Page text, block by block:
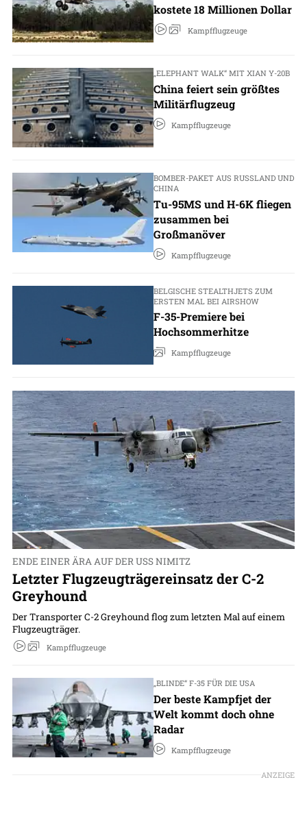
kostete 18 Millionen Dollar
Kampfflugzeuge
„ELEPHANT WALK“ MIT XIAN Y-20B
China feiert sein größtes
Militärflugzeug
Kampfflugzeuge
BOMBER-PAKET AUS RUSSLAND UND
CHINA
Tu-95MS und H-6K fliegen
zusammen bei
Großmanöver
Kampfflugzeuge
BELGISCHE STEALTHJETS ZUM
ERSTEN MAL BEI AIRSHOW
F-35-Premiere bei
Hochsommerhitze
Kampfflugzeuge
ENDE EINER ÄRA AUF DER USS NIMITZ
Letzter Flugzeugträgereinsatz der C-2
Greyhound
Der Transporter C-2 Greyhound flog zum letzten Mal auf einem
Flugzeugträger.
Kampfflugzeuge
„BLINDE“ F-35 FÜR DIE USA
Der beste Kampfjet der
Welt kommt doch ohne
Radar
Kampfflugzeuge
ANZEIGE